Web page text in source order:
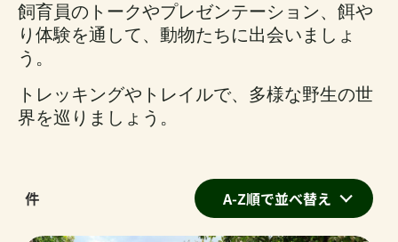
飼育員のトークやプレゼンテーション、餌や
り体験を通して、動物たちに出会いましょ
う。
トレッキングやトレイルで、多様な野生の世
界を巡りましょう。
件 A-Z順で並べ替え